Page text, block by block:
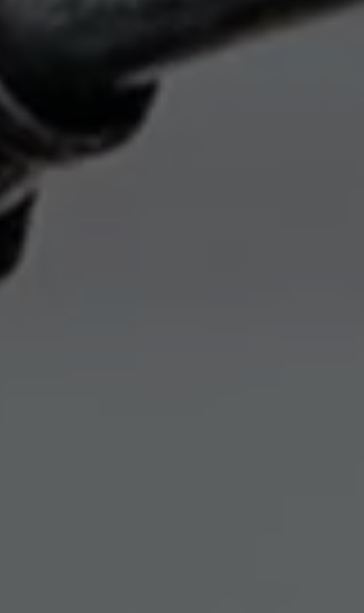
Instalación Punto de Carga Coche Eléctrico en
Reutilización de las baterias
El sonido del ID.
Plan Auto+ en Canarias
Mundo Volkswagen
Volkswagen Canarias
Digital Showroom
Club Fidelización
Sala de Prensa
Patrocinios